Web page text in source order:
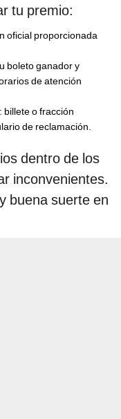
tu premio:
oficial proporcionada
boleto ganador y
de atención
billete o fracción
de reclamación.
dentro de los
inconvenientes.
buena suerte en